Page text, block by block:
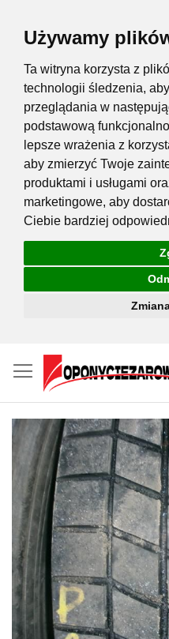
Używamy
Ta witryna korzysta z
technologii śledzenia,
przeglądania w
podstawową
lepsze wrażenia z
aby zmierzyć Twoje
produktami i usługami
marketingowe, aby
Ciebie bardziej
do
Przejdź
koniec
galerii